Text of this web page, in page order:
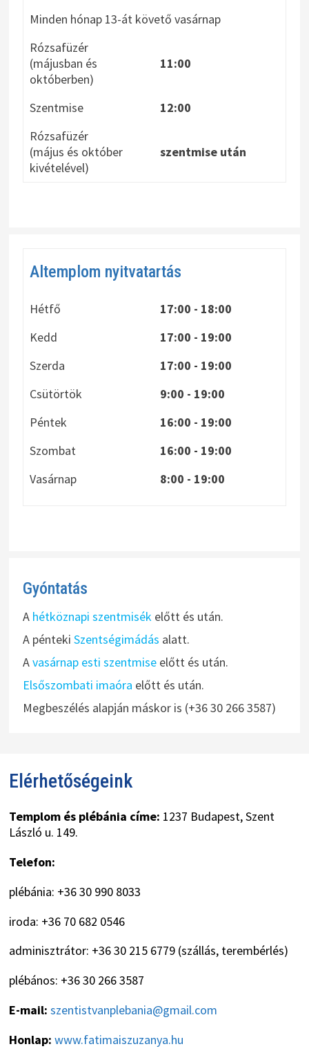
Minden hónap 13-át követő vasárnap
Rózsafüzér
(májusban és
októberben)
11:00
Szentmise
12:00
Rózsafüzér
(május és október
kivételével)
szentmise után
Altemplom nyitvatartás
Hétfő
17:00 - 18:00
Kedd
17:00 - 19:00
Szerda
17:00 - 19:00
Csütörtök
9:00 - 19:00
Péntek
16:00 - 19:00
Szombat
16:00 - 19:00
Vasárnap
8:00 - 19:00
Gyóntatás
A hétköznapi szentmisékelőtt és után.
A pénteki Szentségimádás alatt.
Avasárnap esti szentmiseelőtt és után.
Elsőszombati imaóra előtt és után.
Megbeszélés alapján máskor is (+36 30 266 3587)
Elérhetőségeink
Templom és plébánia címe: 1237 Budapest, Szent
László u. 149.
Telefon:
plébánia: +36 30 990 8033
iroda: +36 70 682 0546
adminisztrátor: +36 30 215 6779 (szállás, terembérlés)
plébános: +36 30 266 3587
E-mail: szentistvanplebania@gmail.com
Honlap: www.fatimaiszuzanya.hu